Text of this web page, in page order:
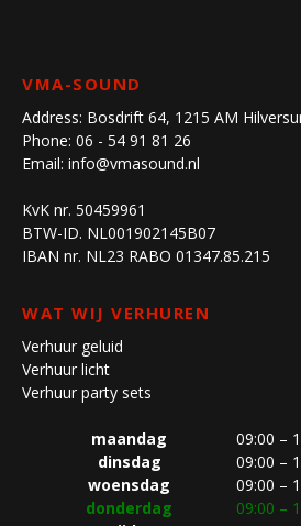
VMA-SOUND
Address: Bosdrift 64, 1215 AM
Phone: 06 - 54 91 81 26
Email: info@vmasound.nl
KvK nr. 50459961
BTW-ID. NL001902145B07
IBAN nr. NL23 RABO 01347.85.215
WAT WIJ VERHUREN
Verhuur geluid
Verhuur licht
Verhuur party sets
maandag
09:00 –
dinsdag
09:00 –
woensdag
09:00 –
donderdag
09:00 –